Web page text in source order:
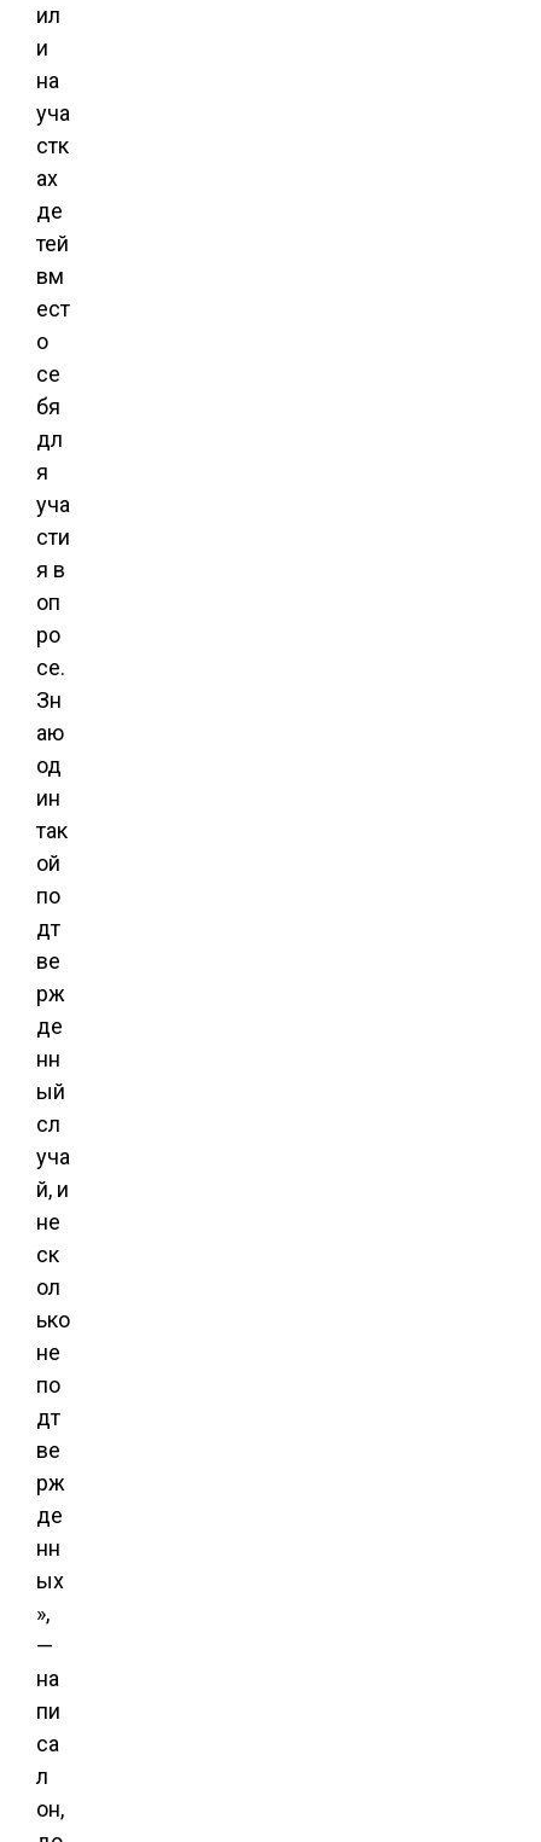
ил
и
на
уча
стк
ах
де
тей
вм
ест
о
се
бя
дл
я
уча
сти
я в
оп
ро
се.
Зн
аю
од
ин
так
ой
по
дт
ве
рж
де
нн
ый
сл
уча
й, и
не
ск
ол
ько
не
по
дт
ве
рж
де
нн
ых
»,
—
на
пи
са
л
он,